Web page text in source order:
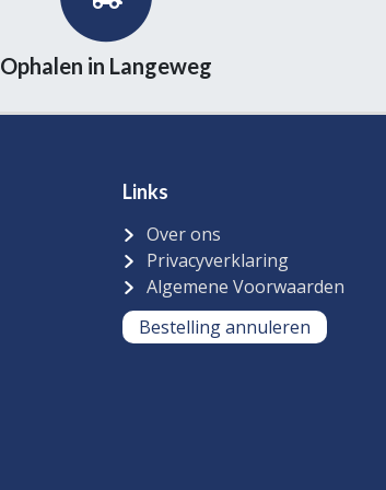
Ophalen in Langeweg
Links
Over ons
Privacyverklaring
Algemene Voorwaarden
Bestelling annuleren